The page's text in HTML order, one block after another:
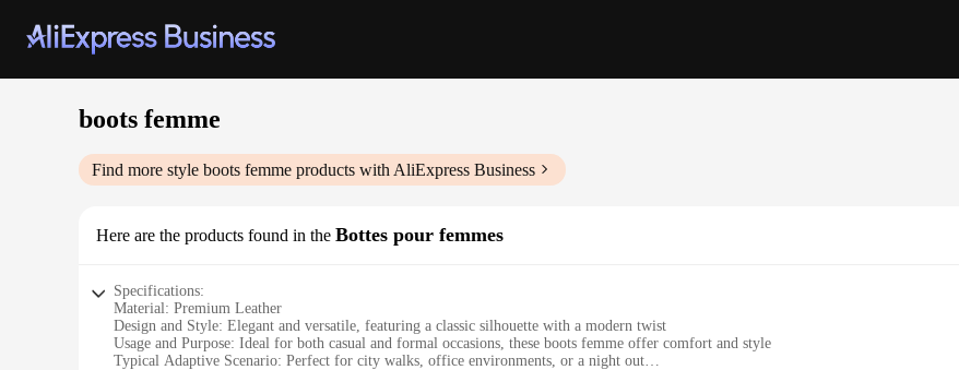
boots femme
Find more style boots femme products with AliExpress Business
Here are the products found in the Bottes pour femmes
Specifications:
Material: Premium Leather
Design and Style: Elegant and versatile, featuring a classic silhouette with a modern twist
Usage and Purpose: Ideal for both casual and formal occasions, these boots femme offer comfort and style
Typical Adaptive Scenario: Perfect for city walks, office environments, or a night out